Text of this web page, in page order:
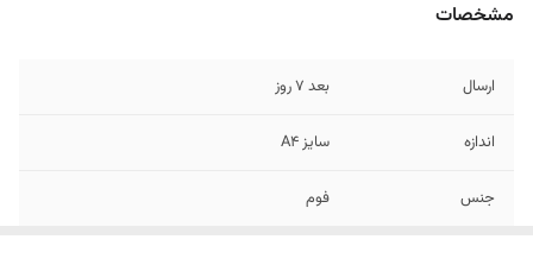
مشخصات
ارسال بعد 7 روز
اندازه سایز A4
جنس فوم